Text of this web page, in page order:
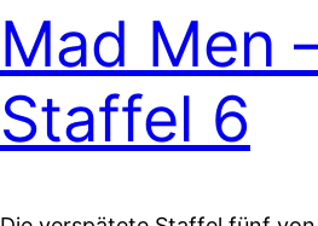
Mad Men
Staffel 6